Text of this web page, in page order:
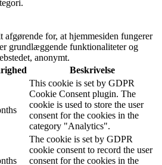
afgørende for, at hjemmesiden fungerer
grundlæggende funktionaliteter og
anonymt.
Beskrivelse
This cookie is set by GDPR
Cookie Consent plugin. The
cookie is used to store the user
consent for the cookies in the
category "Analytics".
The cookie is set by GDPR
cookie consent to record the user
consent for the cookies in the